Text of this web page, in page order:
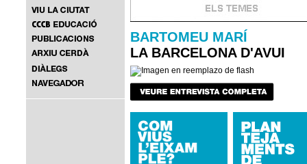
BARTOMEU MARÍ
LA BARCELONA D'AVUI